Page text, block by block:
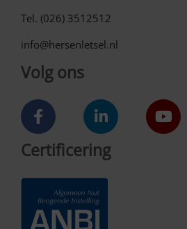
Tel. (026) 3512512
info@hersenletsel.nl
Volg ons
Certificering